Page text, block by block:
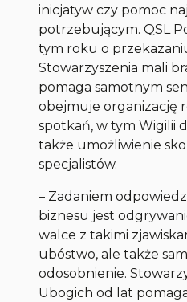
inicjatyw czy pomoc
potrzebującym. QSL
tym roku o
Stowarzyszenia mali
pomaga samotnym
obejmuje organizację
spotkań, w tym Wigilii
także umożliwienie
specjalistów.
– Zadaniem
biznesu jest
walce z takimi
ubóstwo, ale także
odosobnienie.
Ubogich od lat